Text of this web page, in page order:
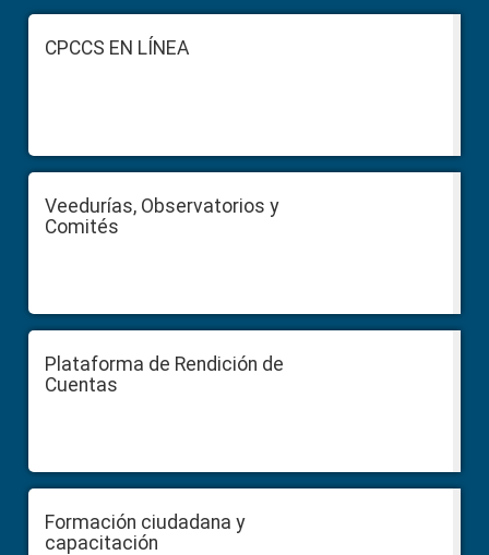
FooterCPCCS EN LÍNEA
Veedurías, Observatorios y
Comités
Plataforma de Rendición de
Cuentas
Formación ciudadana y
capacitación